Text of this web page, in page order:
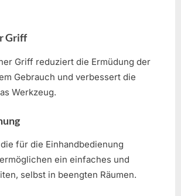
Griff
Griff reduziert die Ermüdung der
Gebrauch und verbessert die
Werkzeug.
für die Einhandbedienung
ein einfaches und
selbst in beengten Räumen.